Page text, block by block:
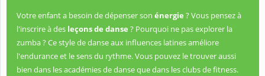
Votre enfant a besoin de dépenser son énergie ? Vous pensez à
l'inscrire à des leçons de danse ? Pourquoi ne pas explorer la
zumba ? Ce style de danse aux influences latines améliore
l'endurance et le sens du rythme. Vous pouvez le trouver aussi
bien dans les académies de danse que dans les clubs de fitness.